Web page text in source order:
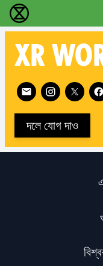
বিলুপ্তি বিদ্রোহ - Home
XR
Follow XR Worthing
দলে যোগ দাও